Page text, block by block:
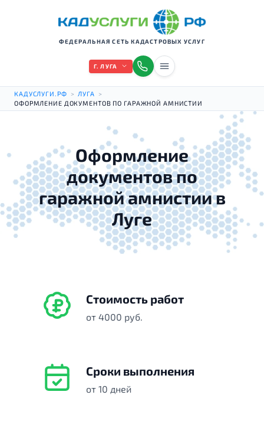
ФЕДЕРАЛЬНАЯ СЕТЬ КАДАСТРОВЫХ УСЛУГ
Г. ЛУГА
КАДУСЛУГИ.РФ > ЛУГА
>
ОФОРМЛЕНИЕ ДОКУМЕНТОВ ПО ГАРАЖНОЙ АМНИСТИИ
Оформление
документов по
гаражной амнистии в
Луге
Стоимость работ
от 4000 руб.
Сроки выполнения
от 10 дней